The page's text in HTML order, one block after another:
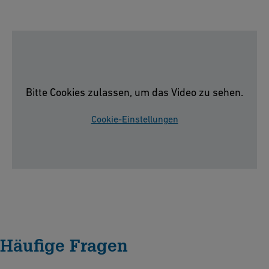
Bitte Cookies zulassen, um das Video zu sehen.
Cookie-Einstellungen
Häufige Fragen